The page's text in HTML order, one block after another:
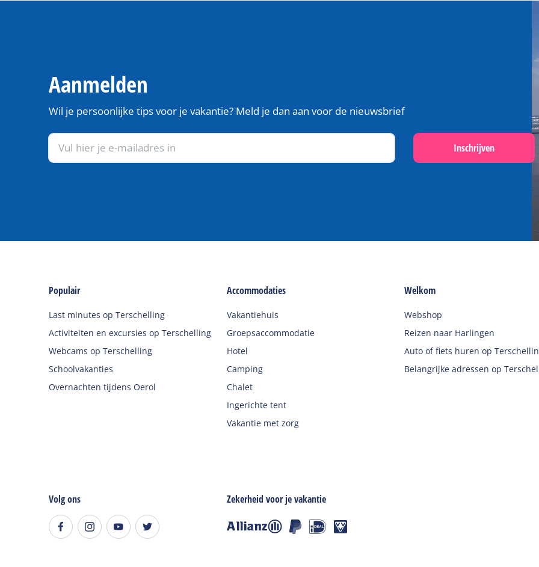
Aanmelden
Wil je persoonlijke tips voor je vakantie? Meld je dan aan voor de nieuwsbrief
Inschrijven
Populair
Last minutes op Terschelling
Activiteiten en excursies op Terschelling
Webcams op Terschelling
Schoolvakanties
Overnachten tijdens Oerol
Accommodaties
Vakantiehuis
Groepsaccommodatie
Hotel
Camping
Chalet
Ingerichte tent
Vakantie met zorg
Welkom
Webshop
Reizen naar Harlingen
Auto of fiets huren op
Belangrijke adressen op
Volg ons Zekerheid voor je vakantie